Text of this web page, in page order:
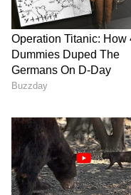
ತುಲಾ ರಾಶಿ
ತುಲಾ ರಾಶಿಯವರು
ಸಾಮರಸ್ಯದ ಕಡೆಗೆ ಅವರ
ಜೀವನ ಅಥವಾ ನ್ಯಾಯ
ಇದರಿಂದಾಗಿ ಅವರು